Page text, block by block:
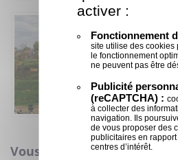
Vous organisez un
activer :
Fonctionnement
site utilise des cookies
le fonctionnement
ne peuvent pas être
Publicité
(reCAPTCHA) :
à collecter des
navigation. Ils
de vous proposer des
publicitaires en rapport
centres d’intérêt.